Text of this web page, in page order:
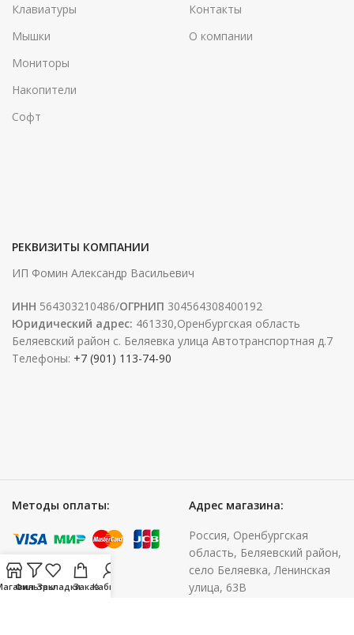
Клавиатуры
Мышки
Мониторы
Накопители
Софт
Контакты
О компании
РЕКВИЗИТЫ КОМПАНИИ
ИП Фомин Александр Васильевич
ИНН 564303210486/ОГРНИП 304564308400192
Юридический адрес: 461330,Оренбургская область
Беляевский район с. Беляевка улица Автотранспортная д.7
Телефоны: +7 (901) 113-74-90
Методы оплаты:
Адрес магазина:
Россия, Оренбургская
область, Беляевский район,
село Беляевка, Ленинская
улица, 63В
ФильтрыЗакладкиЗаказКабинет